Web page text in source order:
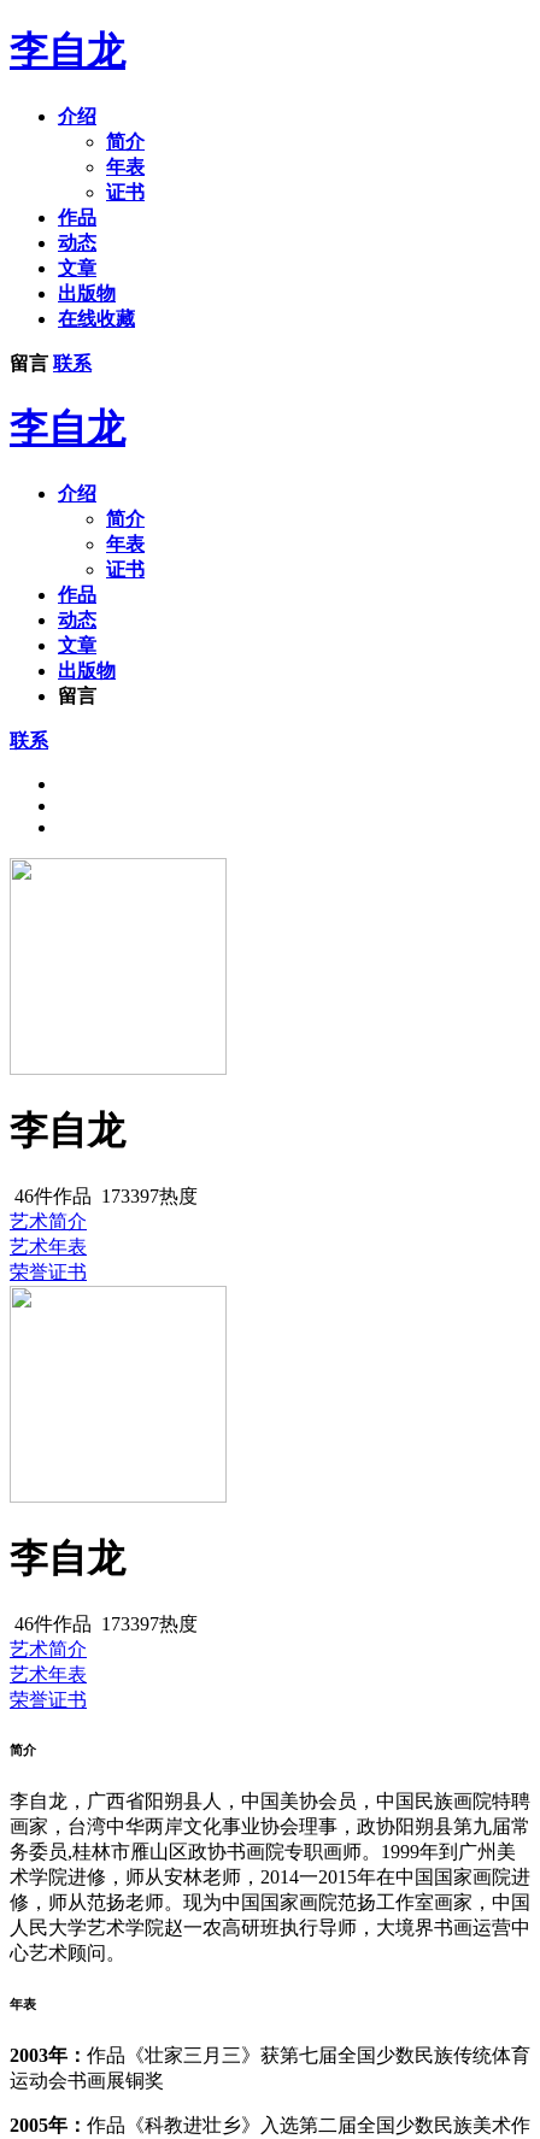
李自龙
介绍
简介
年表
证书
作品
动态
文章
出版物
在线收藏
留言 联系
李自龙
介绍
简介
年表
证书
作品
动态
文章
出版物
留言
联系
李自龙
46件作品 173397热度
艺术简介
艺术年表
荣誉证书
李自龙
46件作品 173397热度
艺术简介
艺术年表
荣誉证书
简介
李自龙，广西省阳朔县人，中国美协会员，中国民族画院特聘
画家，台湾中华两岸文化事业协会理事，政协阳朔县第九届常
务委员,桂林市雁山区政协书画院专职画师。1999年到广州美
术学院进修，师从安林老师，2014一2015年在中国国家画院进
修，师从范扬老师。现为中国国家画院范扬工作室画家，中国
人民大学艺术学院赵一农高研班执行导师，大境界书画运营中
心艺术顾问。
年表
2003年‌： 作品《壮家三月三》获第七届全国少数民族传统体育
运动会书画展铜奖
‌2005年‌： 作品《科教进壮乡》入选第二届全国少数民族美术作